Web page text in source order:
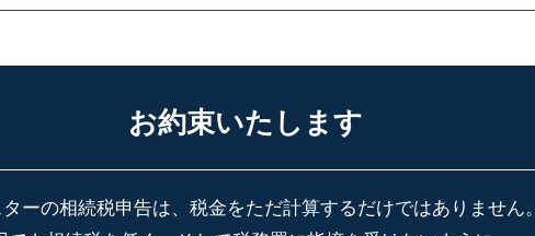
お約束いたします
ーの相続税申告は、税金をただ計算するだけではありません。